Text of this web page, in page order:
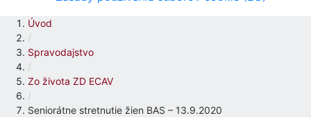
Úvod
/
Spravodajstvo
/
Zo života ZD ECAV
/
Seniorátne stretnutie žien BAS – 13.9.2020